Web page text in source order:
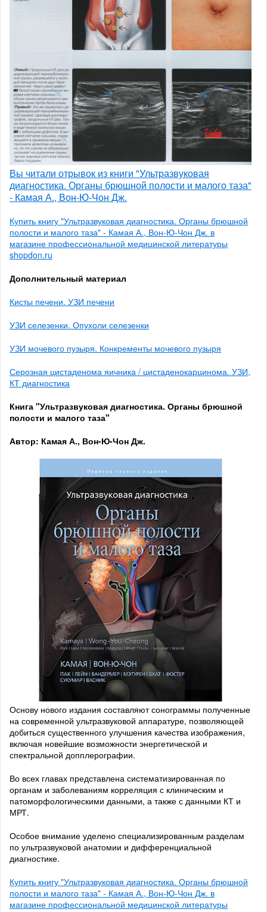
Вы читали отрывок из книги "Ультразвуковая
диагностика. Органы брюшной полости и малого таза"
- Камая А., Вон-Ю-Чон Дж.
Купить книгу "Ультразвуковая диагностика. Органы брюшной
полости и малого таза" - Камая А., Вон-Ю-Чон Дж. в
магазине профессиональной медицинской литературы
shopdon.ru
Дополнительный материал
Кисты печени. УЗИ печени
УЗИ селезенки. Опухоли селезенки
УЗИ мочевого пузыря. Конкременты мочевого пузыря
Серозная цистаденома яичника / цистаденокарцинома. УЗИ,
КТ диагностика
Книга "Ультразвуковая диагностика. Органы брюшной
полости и малого таза"
Автор: Камая А., Вон-Ю-Чон Дж.
Основу нового издания составляют сонограммы полученные
на современной ультразвуковой аппаратуре, позволяющей
добиться существенного улучшения качества изображения,
включая новейшие возможности энергетической и
спектральной допплерографии.
Во всех главах представлена систематизированная по
органам и заболеваниям корреляция с клиническим и
патоморфологическими данными, а также с данными КТ и
МРТ.
Особое внимание уделено специализированным разделам
по ультразвуковой анатомии и дифференциальной
диагностике.
Купить книгу "Ультразвуковая диагностика. Органы брюшной
полости и малого таза" - Камая А., Вон-Ю-Чон Дж. в
магазине профессиональной медицинской литературы